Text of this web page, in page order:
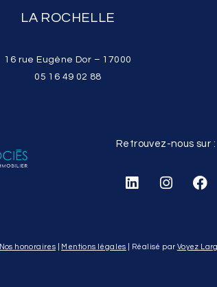
LA ROCHELLE
16 rue Eugène Dor – 17000
05 16 49 02 88
Retrouvez-nous sur :
Nos honoraires Mentions légales | Réalisé par Voyez